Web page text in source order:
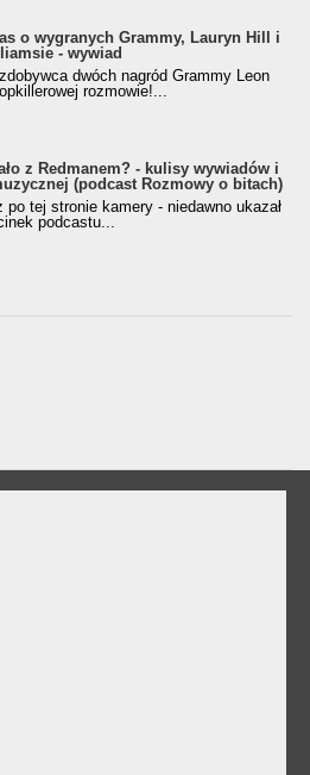
o wygranych Grammy, Lauryn Hill i
- wywiad
dwóch nagród Grammy Leon
rozmowie!...
z Redmanem? - kulisy wywiadów i
(podcast Rozmowy o bitach)
po tej stronie kamery - niedawno ukazał
podcastu...